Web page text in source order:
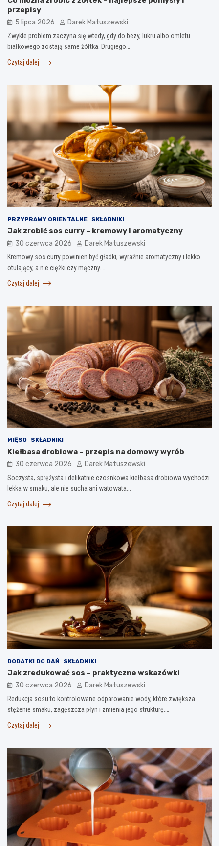
przepisy
5 lipca 2026 Darek Matuszewski
Zwykle problem zaczyna się wtedy, gdy do bezy, lukru albo omletu
białkowego zostają same żółtka. Drugiego…
Czytaj dalej
PRZYPRAWY ORIENTALNE SKŁADNIKI
Jak zrobić sos curry – kremowy i aromatyczny
30 czerwca 2026 Darek Matuszewski
Kremowy sos curry powinien być gładki, wyraźnie aromatyczny i lekko
otulający, a nie ciężki czy mączny.…
Czytaj dalej
MIĘSO SKŁADNIKI
Kiełbasa drobiowa – przepis na domowy wyrób
30 czerwca 2026 Darek Matuszewski
Soczysta, sprężysta i delikatnie czosnkowa kiełbasa drobiowa wychodzi
lekka w smaku, ale nie sucha ani watowata.…
Czytaj dalej
DODATKI DO DAŃ SKŁADNIKI
Jak zredukować sos – praktyczne wskazówki
30 czerwca 2026 Darek Matuszewski
Redukcja sosu to kontrolowane odparowanie wody, które zwiększa
stężenie smaku, zagęszcza płyn i zmienia jego strukturę.…
Czytaj dalej